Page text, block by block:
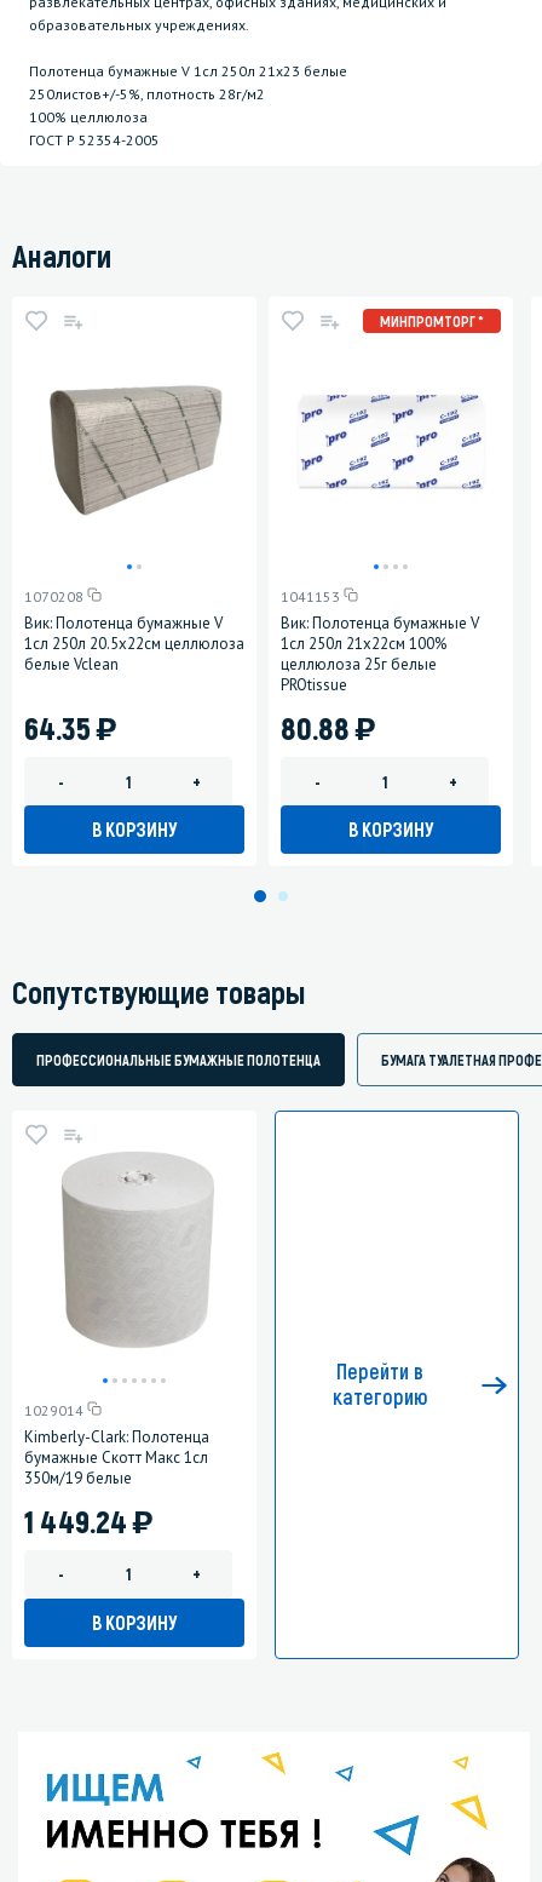
образовательных учреждениях.
Полотенца бумажные V 1сл 250л 21х23 белые
250листов+/-5%, плотность 28г/м2
100% целлюлоза
ГОСТ P 52354-2005
Аналоги
1070208
Вик: Полотенца бумажные V
1сл 250л 20.5х22см целлюлоза
белые Vclean
64.35)
- +
В КОРЗИНУ
МИНПРОМТОРГ *
1041153
Вик: Полотенца бумажные V
1сл 250л 21х22см 100%
целлюлоза 25г белые
PROtissue
80.88)
- +
В КОРЗИНУ
Сопутствующие товары
ПРОФЕССИОНАЛЬНЫЕ БУМАЖНЫЕ ПОЛОТЕНЦА БУМАГА ТУАЛЕТНАЯ
1029014
Kimberly-Clark: Полотенца
бумажные Скотт Макс 1сл
350м/19 белые
1 449.24)
- +
В КОРЗИНУ
Перейти в
категорию